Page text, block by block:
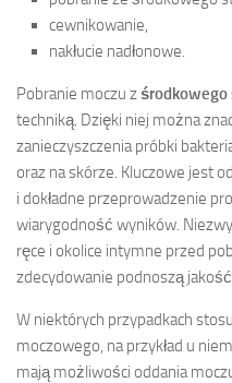
cewnikowanie,
nakłucie nadłonowe.
Pobranie moczu z
techniką. Dzięki niej można
zanieczyszczenia próbki
oraz na skórze. Kluczowe jest
i dokładne przeprowadzenie
wiarygodność wyników.
ręce i okolice intymne przed
zdecydowanie podnoszą
W niektórych przypadkach
moczowego, na przykład u
mają możliwości oddania